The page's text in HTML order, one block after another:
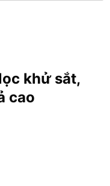
khử sắt,
cao